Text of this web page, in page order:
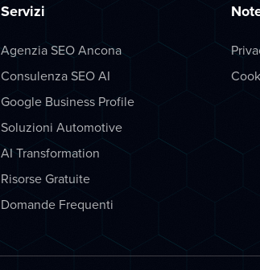
Servizi
Agenzia SEO Ancona
Consulenza SEO AI
Google Business Profile
Soluzioni Automotive
AI Transformation
Risorse Gratuite
Domande Frequenti